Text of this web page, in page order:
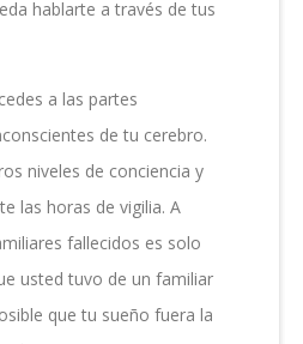
TUS
hablarte a través de tus
a las partes
de tu cerebro.
niveles de conciencia y
las horas de vigilia. A
fallecidos es solo
usted tuvo de un familiar
que tu sueño fuera la